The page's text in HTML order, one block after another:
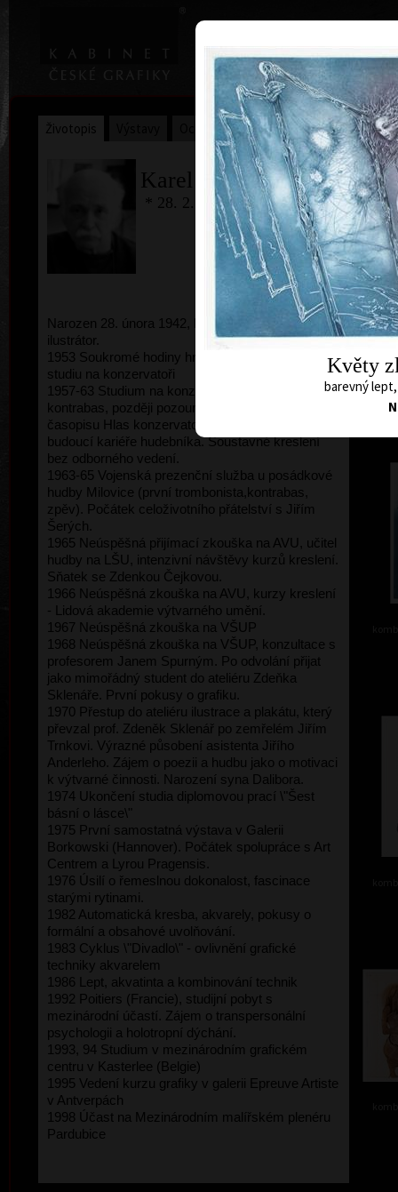
Home
Životopis Ocenění Sbírky
Karel Demel
* 28. 2. 1942 † 5.6.2024
Narozen 28. února 1942, Praha. Grafik, malíř a
ilustrátor.
1953 Soukromé hodiny hry na pozoun, příprava ke
studiu na konzervatoři
1957-63 Studium na konzervatoři v Praze (tuba,
kontrabas, později pozoun). Kresby do školního
časopisu Hlas konzervatoře. První pochybnosti o
budoucí kariéře hudebníka. Soustavné kreslení
bez odborného vedení.
1963-65 Vojenská prezenční služba u posádkové
hudby Milovice (první trombonista,kontrabas,
zpěv). Počátek celoživotního přátelství s Jiřím
Šerých.
1965 Neúspěšná přijímací zkouška na AVU, učitel
hudby na LŠU, intenzivní návštěvy kurzů kreslení.
Sňatek se Zdenkou Čejkovou.
1966 Neúspěšná zkouška na AVU, kurzy kreslení
- Lidová akademie výtvarného umění.
1967 Neúspěšná zkouška na VŠUP
1968 Neúspěšná zkouška na VŠUP, konzultace s
profesorem Janem Spurným. Po odvolání přijat
jako mimořádný student do ateliéru Zdeňka
Sklenáře. První pokusy o grafiku.
1970 Přestup do ateliéru ilustrace a plakátu, který
převzal prof. Zdeněk Sklenář po zemřelém Jiřím
Trnkovi. Výrazné působení asistenta Jiřího
Anderleho. Zájem o poezii a hudbu jako o motivaci
k výtvarné činnosti. Narození syna Dalibora.
1974 Ukončení studia diplomovou prací \"Šest
básní o lásce\"
1975 První samostatná výstava v Galerii
Borkowski (Hannover). Počátek spolupráce s Art
Centrem a Lyrou Pragensis.
1976 Úsilí o řemeslnou dokonalost, fascinace
starými rytinami.
1982 Automatická kresba, akvarely, pokusy o
formální a obsahové uvolňování.
1983 Cyklus \"Divadlo\" - ovlivnění grafické
techniky akvarelem
1986 Lept, akvatinta a kombinování technik
1992 Poitiers (Francie), studijní pobyt s
mezinárodní účastí. Zájem o transpersonální
psychologii a holotropní dýchání.
1993, 94 Studium v mezinárodním grafickém
centru v Kasterlee (Belgie)
1995 Vedení kurzu grafiky v galerii Epreuve Artiste
v Antverpách
1998 Účast na Mezinárodním malířském plenéru
Pardubice
Květy
barevný lept,